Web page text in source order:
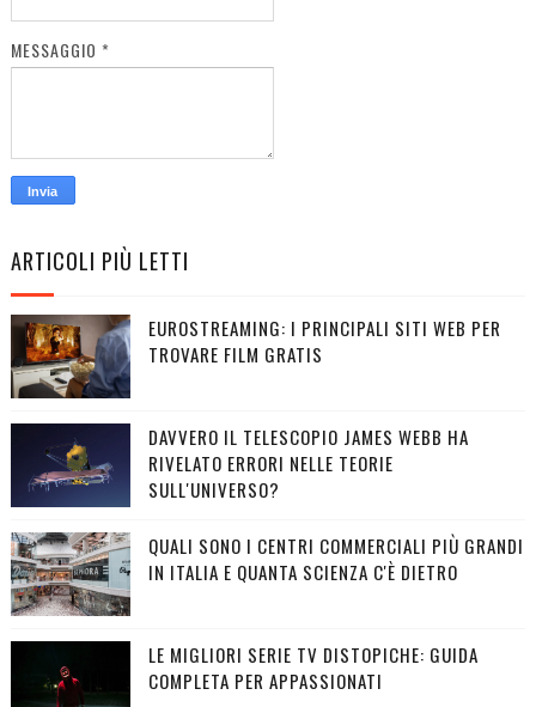
MESSAGGIO *
ARTICOLI PIÙ LETTI
EUROSTREAMING: I PRINCIPALI SITI WEB PER
TROVARE FILM GRATIS
DAVVERO IL TELESCOPIO JAMES WEBB HA
RIVELATO ERRORI NELLE TEORIE
SULL'UNIVERSO?
QUALI SONO I CENTRI COMMERCIALI PIÙ GRANDI
IN ITALIA E QUANTA SCIENZA C'È DIETRO
LE MIGLIORI SERIE TV DISTOPICHE: GUIDA
COMPLETA PER APPASSIONATI